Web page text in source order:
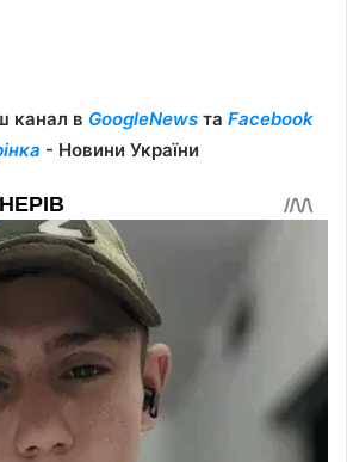
канал в GoogleNews та Facebook
- Новини України